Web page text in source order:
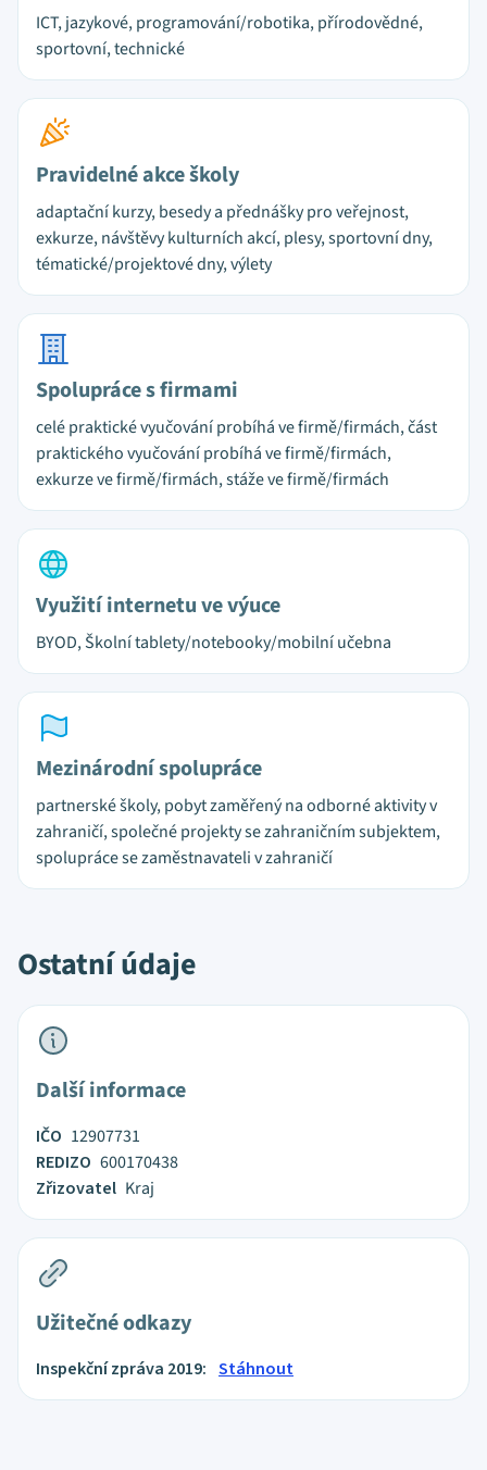
ICT, jazykové, programování/robotika, přírodovědné,
sportovní, technické
Pravidelné akce školy
adaptační kurzy, besedy a přednášky pro veřejnost,
exkurze, návštěvy kulturních akcí, plesy, sportovní dny,
tématické/projektové dny, výlety
Spolupráce s firmami
celé praktické vyučování probíhá ve firmě/firmách, část
praktického vyučování probíhá ve firmě/firmách,
exkurze ve firmě/firmách, stáže ve firmě/firmách
Využití internetu ve výuce
BYOD, Školní tablety/notebooky/mobilní učebna
Mezinárodní spolupráce
partnerské školy, pobyt zaměřený na odborné aktivity v
zahraničí, společné projekty se zahraničním subjektem,
spolupráce se zaměstnavateli v zahraničí
Ostatní údaje
Další informace
IČO 12907731
REDIZO 600170438
Zřizovatel Kraj
Užitečné odkazy
Inspekční zpráva 2019: Stáhnout